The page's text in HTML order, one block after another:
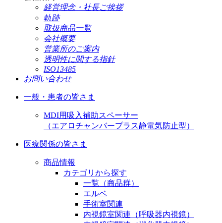
経営理念・社長ご挨拶
軌跡
取扱商品一覧
会社概要
営業所のご案内
透明性に関する指針
ISO13485
お問い合わせ
一般・患者の皆さま
MDI用吸入補助スペーサー
（エアロチャンバープラス静電気防止型）
医療関係の皆さま
商品情報
カテゴリから探す
一覧（商品群）
エルベ
手術室関連
内視鏡室関連（呼吸器内視鏡）